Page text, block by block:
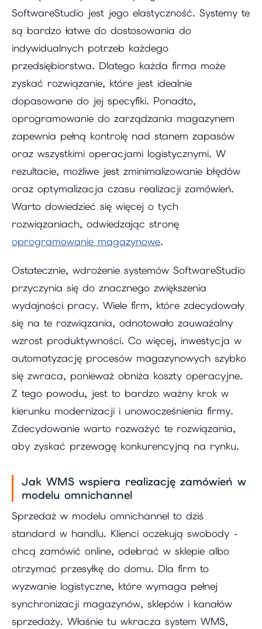
SoftwareStudio jest jego elastyczność. Systemy te
są bardzo łatwe do dostosowania do
indywidualnych potrzeb każdego
przedsiębiorstwa. Dlatego każda firma może
zyskać rozwiązanie, które jest idealnie
dopasowane do jej specyfiki. Ponadto,
oprogramowanie do zarządzania magazynem
zapewnia pełną kontrolę nad stanem zapasów
oraz wszystkimi operacjami logistycznymi. W
rezultacie, możliwe jest zminimalizowanie błędów
oraz optymalizacja czasu realizacji zamówień.
Warto dowiedzieć się więcej o tych
rozwiązaniach, odwiedzając stronę
oprogramowanie magazynowe.
Ostatecznie, wdrożenie systemów SoftwareStudio
przyczynia się do znacznego zwiększenia
wydajności pracy. Wiele firm, które zdecydowały
się na te rozwiązania, odnotowało zauważalny
wzrost produktywności. Co więcej, inwestycja w
automatyzację procesów magazynowych szybko
się zwraca, ponieważ obniża koszty operacyjne.
Z tego powodu, jest to bardzo ważny krok w
kierunku modernizacji i unowocześnienia firmy.
Zdecydowanie warto rozważyć te rozwiązania,
aby zyskać przewagę konkurencyjną na rynku.
Jak WMS wspiera realizację zamówień w
modelu omnichannel
Sprzedaż w modelu omnichannel to dziś
standard w handlu. Klienci oczekują swobody -
chcą zamówić online, odebrać w sklepie albo
otrzymać przesyłkę do domu. Dla firm to
wyzwanie logistyczne, które wymaga pełnej
synchronizacji magazynów, sklepów i kanałów
sprzedaży. Właśnie tu wkracza system WMS,